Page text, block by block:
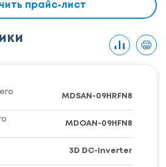
прайс-лист
MDSAN-09HRFN8
MDOAN-09HFN8
3D DC-Inverter